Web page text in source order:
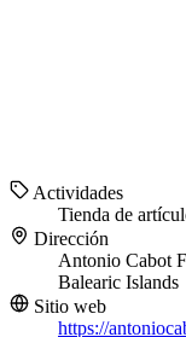
Actividades
Tienda de
Dirección
Antonio Cabot
Balearic Islands
Sitio web
https://